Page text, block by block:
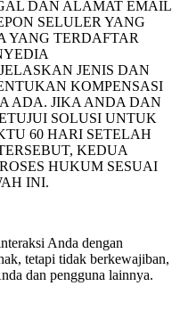
DAN ALAMAT EMAIL
SELULER YANG
YANG TERDAFTAR
JENIS DAN
KOMPENSASI
ADA. JIKA ANDA DAN
SOLUSI UNTUK
60 HARI SETELAH
KEDUA
HUKUM SESUAI
INI.
Anda dengan
tetapi tidak berkewajiban,
dan pengguna lainnya.